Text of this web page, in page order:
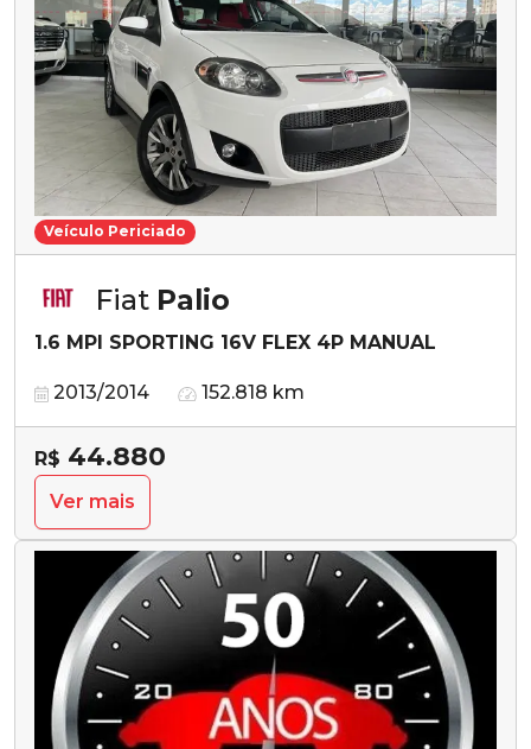
Veículo Periciado
Fiat Palio
1.6 MPI SPORTING 16V FLEX 4P MANUAL
2013/2014 152.818 km
R$ 44.880
Ver mais